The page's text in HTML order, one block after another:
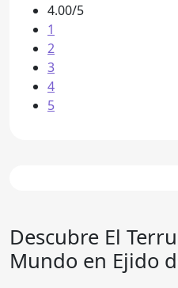
4.00/5
1
2
3
4
5
Descubre El
Mundo en Ejido